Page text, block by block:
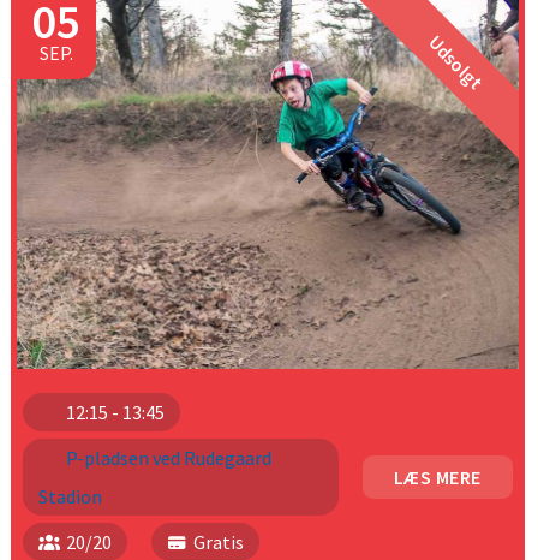
05
SEP. Udsolgt
12:15 - 13:45
P-pladsen ved Rudegaard
Stadion
20/20
Gratis
LÆS MERE